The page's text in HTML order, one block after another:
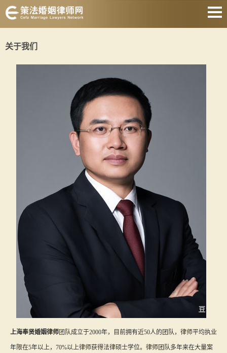
财产分割律师
抚养权律师
涉外婚姻律师
遗产继承律师
关于我们
关于我们
上海奉贤婚姻律师团队成立于2000年，目前拥有近50人的团队，律师平均执业
年限在5年以上，70%以上律师获得法律硕士学位。律师团队多年来在大量案